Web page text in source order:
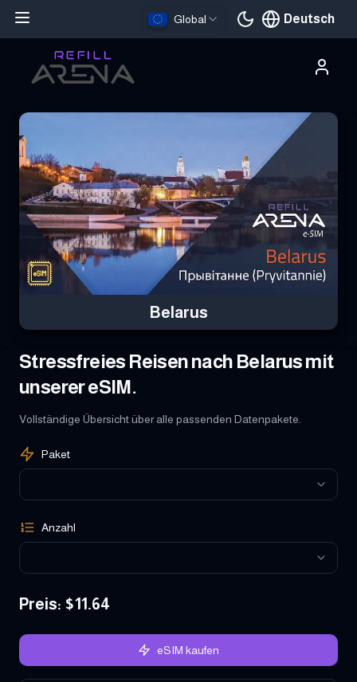
Global Deutsch
Aktuelle Sprache
Belarus
Stressfreies Reisen nach Belarus mit
unserer eSIM.
Vollständige Übersicht über alle passenden Datenpakete.
Paket
Anzahl
Preis: $11.64
eSIM kaufen